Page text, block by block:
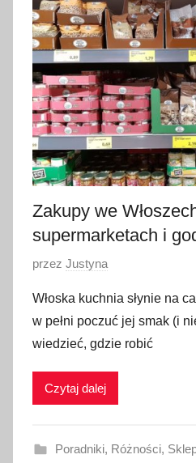
s
i
e
r
p
n
i
a
2
0
2
Zakupy we
supermarketach i
O
u
b
l
i
a
przez Justyna
Włoska kuchnia słynie na
w pełni poczuć jej smak (i
wiedzieć, gdzie robić
Czytaj dalej
Poradniki, Różności,